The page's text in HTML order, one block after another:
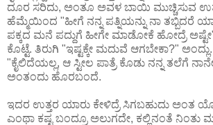
ದೂರ ಸರಿದು, ಅಂತೂ ಅವಳ ಬಾಯಿ ಮುಚ್ಚಿಸುವ
ಹೆಮ್ಮೆಯಿಂದ "ಹೀಗೆ ನನ್ನ ಪತ್ನಿಯನ್ನು ನಾ ತಬ್ಬಿದರೆ
ಪಕ್ಕದ ಮನೆ ಪದ್ದುಗೆ ಹೀಗೇ ಮಾಡೋಕೆ ಹೋದ್ರೆ
ಕೊಟ್ಟೆ. ತಿರುಗಿ "ಇಷ್ಟಕ್ಕೇ ಮದುವೆ ಆಗಬೇಕಾ?"
"ಕೈಲಿದೆಯಲ್ಲ, ಆ ಸ್ಟೀಲ ಪಾತ್ರೆ ಕೊಡು ನನ್ನ ತಲೆಗೆ
ಅಂತಂದು ಹೊರಬಂದೆ.
ಇದರ ಉತ್ತರ ಯಾರು ಕೇಳಿದ್ರೆ ಸಿಗಬಹುದು ಅಂತ
ಎಂಥಾ ಕಷ್ಟ ಬಂದ್ರೂ ಅಲುಗದೇ, ಕಲ್ಲಿನಂತೆ